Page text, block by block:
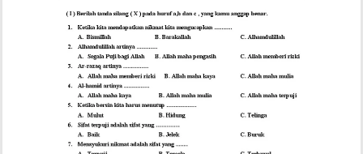
Rapi
Seperti
Profesional,
Ternyata
Selama
Ini